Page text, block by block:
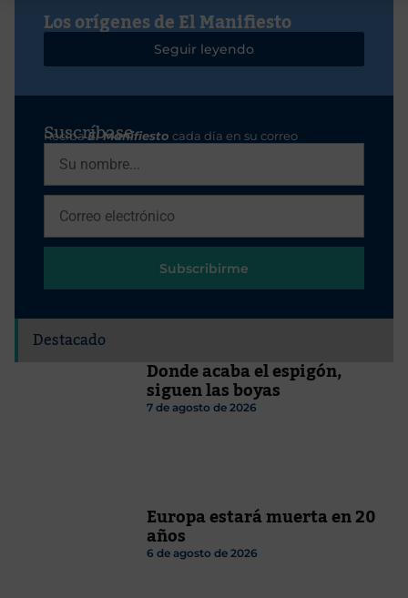
Los orígenes de El Manifiesto
Seguir leyendo
Suscríbase
RecibaEl Manifiesto cada día en su correo
Subscribirme
Destacado
Donde acaba el espigón,
siguen las boyas
7 de agosto de 2026
Europa estará muerta en 20
años
6 de agosto de 2026